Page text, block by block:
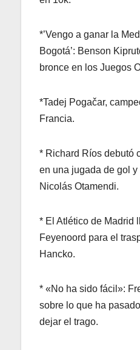
*’Vengo a ganar la
Bogotá’: Benson
bronce en los Juegos
*Tadej Pogačar,
Francia.
* Richard Ríos debutó
en una jugada de gol
Nicolás Otamendi.
* El Atlético de Madrid
Feyenoord para el
Hancko.
* «No ha sido fácil»:
sobre lo que ha
dejar el trago.